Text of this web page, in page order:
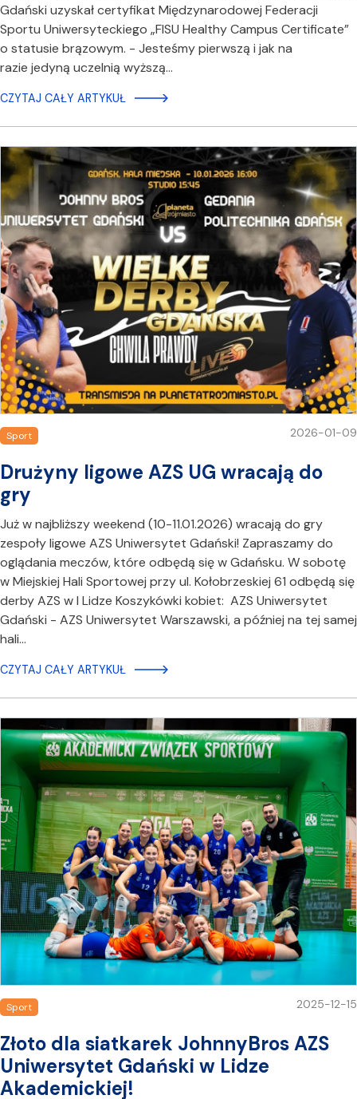
Gdański uzyskał certyfikat Międzynarodowej Federacji
Sportu Uniwersyteckiego „FISU Healthy Campus Certificate”
o statusie brązowym. - Jesteśmy pierwszą i jak na
razie jedyną uczelnią wyższą…
CZYTAJ CAŁY ARTYKUŁ
Sport 2026-01-09
Drużyny ligowe AZS UG wracają do
gry
Już w najbliższy weekend (10-11.01.2026) wracają do gry
zespoły ligowe AZS Uniwersytet Gdański! Zapraszamy do
oglądania meczów, które odbędą się w Gdańsku. W sobotę
w Miejskiej Hali Sportowej przy ul. Kołobrzeskiej 61 odbędą się
derby AZS w I Lidze Koszykówki kobiet: AZS Uniwersytet
Gdański - AZS Uniwersytet Warszawski, a później na tej samej
hali…
CZYTAJ CAŁY ARTYKUŁ
Sport 2025-12-15
Złoto dla siatkarek JohnnyBros AZS
Uniwersytet Gdański w Lidze
Akademickiej!